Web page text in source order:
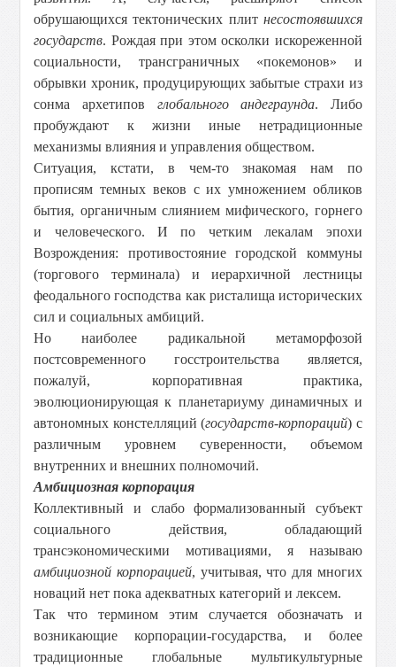
обрушающихся тектонических плит несостоявшихся
государств. Рождая при этом осколки искореженной
социальности, трансграничных «покемонов» и
обрывки хроник, продуцирующих забытые страхи из
сонма архетипов глобального андеграунда. Либо
пробуждают к жизни иные нетрадиционные
механизмы влияния и управления обществом.
Ситуация, кстати, в чем-то знакомая нам по
прописям темных веков с их умножением обликов
бытия, органичным слиянием мифического, горнего
и человеческого. И по четким лекалам эпохи
Возрождения: противостояние городской коммуны
(торгового терминала) и иерархичной лестницы
феодального господства как ристалища исторических
сил и социальных амбиций.
Но наиболее радикальной метаморфозой
постсовременного госстроительства является,
пожалуй, корпоративная практика,
эволюционирующая к планетариуму динамичных и
автономных констелляций (государств-корпораций) с
различным уровнем суверенности, объемом
внутренних и внешних полномочий.
Амбициозная корпорация
Коллективный и слабо формализованный субъект
социального действия, обладающий
трансэкономическими мотивациями, я называю
амбициозной корпорацией, учитывая, что для многих
новаций нет пока адекватных категорий и лексем.
Так что термином этим случается обозначать и
возникающие корпорации-государства, и более
традиционные глобальные мультикультурные